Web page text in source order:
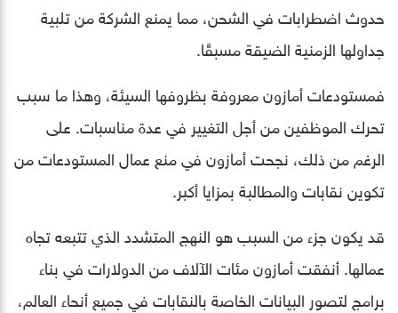
حدوث اضطرابات في الشحن، مما يمنع الشركة من تلبية
جداولها الزمنية الضيقة مسبقًا.
فمستودعات أمازون معروفة بظروفها السيئة، وهذا ما سبب
تحرك الموظفين من أجل التغيير في عدة مناسبات. على
الرغم من ذلك، نجحت أمازون في منع عمال المستودعات من
تكوين نقابات والمطالبة بمزايا أكبر.
قد يكون جزء من السبب هو النهج المتشدد الذي تتبعه تجاه
عمالها. أنفقت أمازون مئات الآلاف من الدولارات في بناء
برامج لتصور البيانات الخاصة بالنقابات في جميع أنحاء العالم،